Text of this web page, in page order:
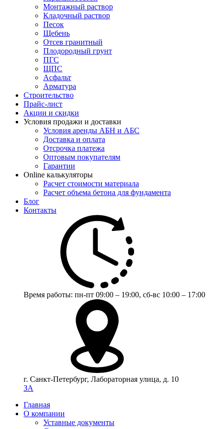
Монтажный раствор
Кладочный раствор
Песок
Щебень
Отсев гранитный
Плодородный грунт
ПГС
ЩПС
Асфальт
Арматура
Строительство
Прайс-лист
Акции и скидки
Условия продажи и доставки
Условия аренды АБН и АБС
Доставка и оплата
Отсрочка платежа
Оптовым покупателям
Гарантии
Online калькуляторы
Расчет стоимости материала
Расчет объема бетона для фундамента
Блог
Контакты
Время работы: пн-пт 09:00 – 19:00, сб-вс 10:00 – 17:00
г. Санкт-Петербург, Лабораторная улица, д. 10
ЗА
Главная
О компании
Уставные документы